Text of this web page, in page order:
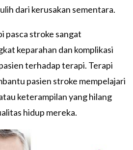
dari kerusakan sementara.
pasca stroke sangat
keparahan dan komplikasi
terhadap terapi. Terapi
pasien stroke mempelajari
keterampilan yang hilang
hidup mereka.